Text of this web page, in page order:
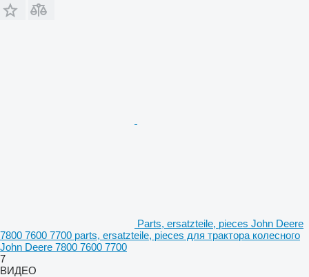
Parts, ersatzteile, pieces John Deere
7800 7600 7700 parts, ersatzteile, pieces для трактора колесного
John Deere 7800 7600 7700
7
ВИДЕО